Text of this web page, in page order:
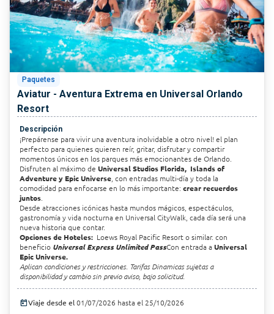
Paquetes
Aviatur - Aventura Extrema en Universal Orlando
Resort
Descripción
¡Prepárense para vivir una aventura inolvidable a otro nivel! el plan
perfecto para quienes quieren reír, gritar, disfrutar y compartir
momentos únicos en los parques más emocionantes de Orlando.
Disfruten al máximo de Universal Studios Florida, Islands of
Adventure y Epic Universe, con entradas multi-día y toda la
comodidad para enfocarse en lo más importante: crear recuerdos
juntos.
Desde atracciones icónicas hasta mundos mágicos, espectáculos,
gastronomía y vida nocturna en Universal CityWalk, cada día será una
nueva historia que contar.
Opciones de Hoteles: Loews Royal Pacific Resort o similar. con
beneficio Universal Express Unlimited PassCon entrada aUniversal
Epic Universe.
Aplican condiciones y restricciones. Tarifas Dinamicas sujetas a
disponibilidad y cambio sin previo aviso, bajo solicitud.
todayViaje desde el01/07/2026 hasta el 25/10/2026